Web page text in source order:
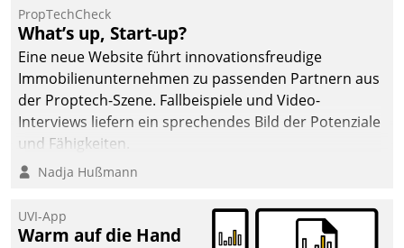
PropTechCheck
What’s up, Start-up?
Eine neue Website führt innovationsfreudige
Immobilienunternehmen zu passenden Partnern aus
der Proptech-Szene. Fallbeispiele und Video-
Interviews liefern ein sprechendes Bild der Potenziale
und Fähigkeiten.
Nadja Hußmann
UVI-App
Warm auf die Hand